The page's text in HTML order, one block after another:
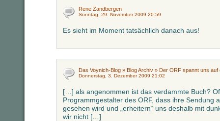
Rene Zandbergen
Sonntag, 29. November 2009 20:59
Es sieht im Moment tatsächlich danach aus!
Das Voynich-Blog » Blog Archiv » Der ORF spannt uns
Donnerstag, 3. Dezember 2009 21:02
[…] als angenommen ist das verdammte Buch?
Programmgestalter des ORF, dass ihre Sendung
gesehen wird und „erheitern“ uns deshalb mit
wir nicht […]